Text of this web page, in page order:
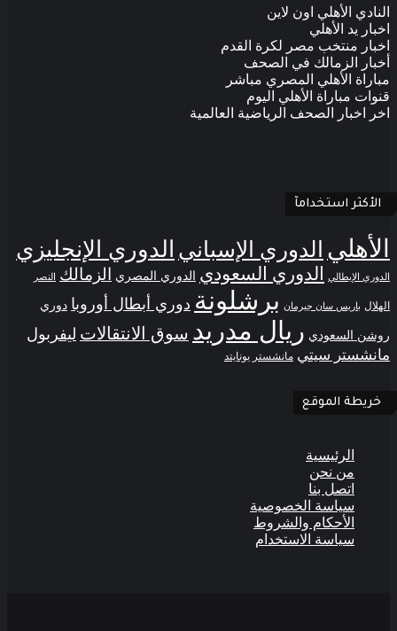
النادي الأهلي اون لاين
اخبار يد الأهلي
اخبار منتخب مصر لكرة القدم
أخبار الزمالك في الصحف
مباراة الأهلي المصري مباشر
قنوات مباراة الأهلي اليوم
اخر اخبار الصحف الرياضية العالمية
الأكثر استخدامآ
الأهلي الدوري الإسباني الدوري الإنجليزي
الدوري الإيطالي الدوري السعودي الدوري المصري الزمالك النصر
الهلال باريس سان جيرمان برشلونة دوري أبطال أوروبا دوري
روشن السعودي ريال مدريد سوق الانتقالات ليفربول
مانشستر سيتي مانشستر يونايتد
خريطة الموقع
الرئيسية
من نحن
اتصل بنا
سياسة الخصوصية
الأحكام والشروط
سياسة الاستخدام